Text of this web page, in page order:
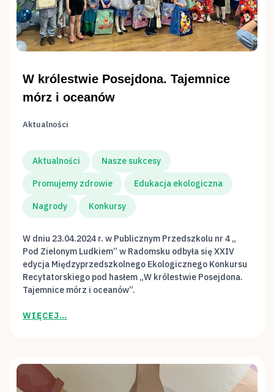
W królestwie Posejdona. Tajemnice
mórz i oceanów
Aktualności
Aktualności Nasze sukcesy
Promujemy zdrowie Edukacja ekologiczna
Nagrody Konkursy
W dniu 23.04.2024 r. w Publicznym Przedszkolu nr 4 „
Pod Zielonym Ludkiem” w Radomsku odbyła się XXIV
edycja Międzyprzedszkolnego Ekologicznego Konkursu
Recytatorskiego pod hasłem „W królestwie Posejdona.
Tajemnice mórz i oceanów”.
WIĘCEJ…